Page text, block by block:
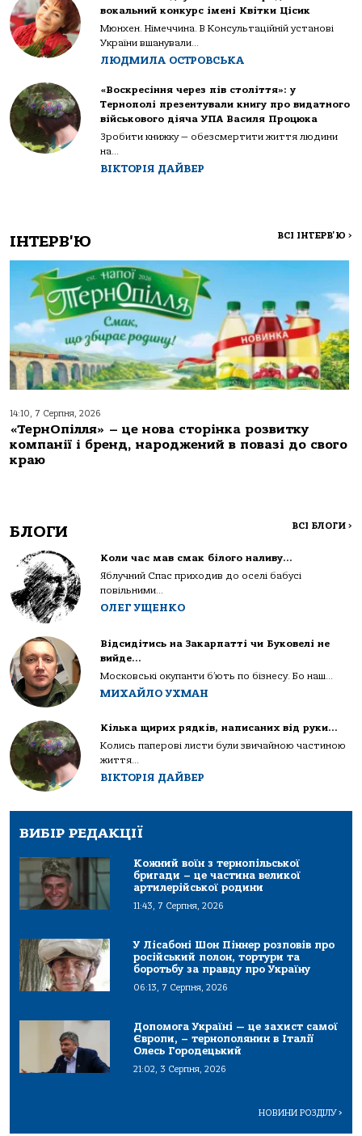
вокальний конкурс імені Квітки Цісик
Мюнхен. Німеччина. В Консультаційній установі
України вшанували...
ЛЮДМИЛА ОСТРОВСЬКА
«Воскресіння через пів століття»: у
Тернополі презентували книгу про видатного
військового діяча УПА Василя Процюка
Зробити книжку — обезсмертити життя людини
на...
ВІКТОРІЯ ДАЙВЕР
ІНТЕРВ'Ю ВСІ ІНТЕРВ'Ю >
14:10, 7 Серпня, 2026
«ТернОпілля» – це нова сторінка розвитку
компанії і бренд, народжений в повазі до свого
краю
БЛОГИ ВСІ БЛОГИ >
Коли час мав смак білого наливу…
Яблучний Спас приходив до оселі бабусі
повільними...
ОЛЕГ УЩЕНКО
Відсидітись на Закарпатті чи Буковелі не
вийде…
Московські окупанти б’ють по бізнесу. Бо наш...
МИХАЙЛО УХМАН
Кілька щирих рядків, написаних від руки…
Колись паперові листи були звичайною частиною
життя...
ВІКТОРІЯ ДАЙВЕР
ВИБІР РЕДАКЦІЇ
Кожний воїн з тернопільської
бригади – це частина великої
артилерійської родини
11:43, 7 Серпня, 2026
У Лісабоні Шон Піннер розповів про
російський полон, тортури та
боротьбу за правду про Україну
06:13, 7 Серпня, 2026
Допомога Україні — це захист самої
Європи, – тернополянин в Італії
Олесь Городецький
21:02, 3 Серпня, 2026
НОВИНИ РОЗДІЛУ>